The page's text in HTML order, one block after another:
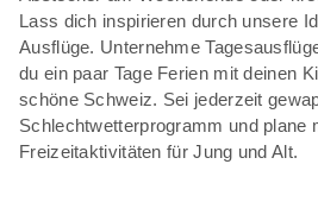
Lass dich inspirieren durch unsere
Ausflüge. Unternehme
du ein paar Tage Ferien mit deinen
schöne Schweiz. Sei jederzeit
Schlechtwetterprogramm und plane
Freizeitaktivitäten für Jung und Alt.